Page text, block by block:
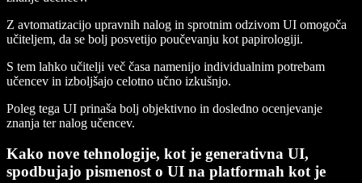
Z avtomatizacijo upravnih nalog in sprotnim odzivom UI omogoča
učiteljem, da se bolj posvetijo poučevanju kot papirologiji.
S tem lahko učitelji več časa namenijo individualnim potrebam
učencev in izboljšajo celotno učno izkušnjo.
Poleg tega UI prinaša bolj objektivno in dosledno ocenjevanje
znanja ter nalog učencev.
Kako nove tehnologije, kot je generativna UI,
spodbujajo pismenost o UI na platformah kot je